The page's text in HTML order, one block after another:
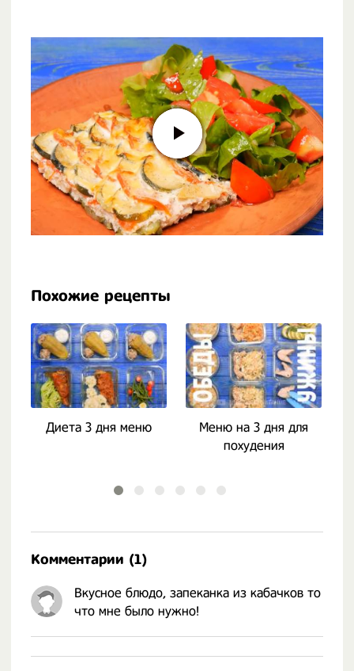
Похожие рецепты
Диета 3 дня меню
Меню на 3 дня для
похудения
Комментарии (1)
Вкусное блюдо, запеканка из кабачков то
что мне было нужно!